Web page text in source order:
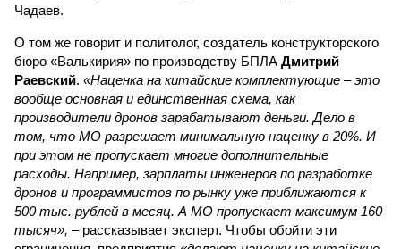
Чадаев.
О том же говорит и политолог, создатель конструкторского
бюро «Валькирия» по производству БПЛА Дмитрий
Раевский. «Наценка на китайские комплектующие – это
вообще основная и единственная схема, как
производители дронов зарабатывают деньги. Дело в
том, что МО разрешает минимальную наценку в 20%. И
при этом не пропускает многие дополнительные
расходы. Например, зарплаты инженеров по разработке
дронов и программистов по рынку уже приближаются к
500 тыс. рублей в месяц. А МО пропускает максимум 160
тысяч», – рассказывает эксперт. Чтобы обойти эти